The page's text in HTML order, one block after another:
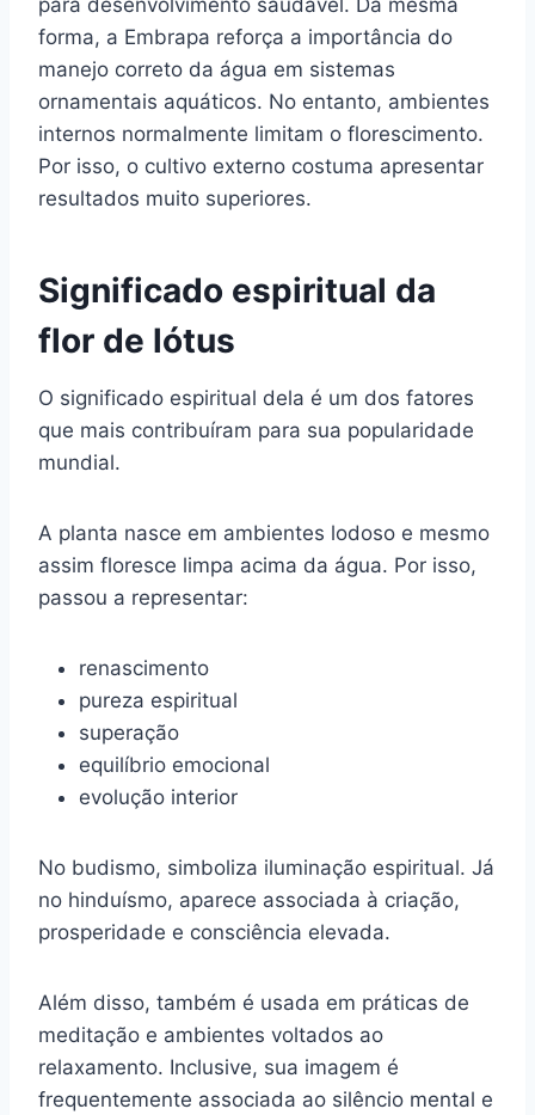
forma, a Embrapa reforça a importância do
manejo correto da água em sistemas
ornamentais aquáticos. No entanto, ambientes
internos normalmente limitam o florescimento.
Por isso, o cultivo externo costuma apresentar
resultados muito superiores.
Significado espiritual da
flor de lótus
O significado espiritual dela é um dos fatores
que mais contribuíram para sua popularidade
mundial.
A planta nasce em ambientes lodoso e mesmo
assim floresce limpa acima da água. Por isso,
passou a representar:
renascimento
pureza espiritual
superação
equilíbrio emocional
evolução interior
No budismo, simboliza iluminação espiritual. Já
no hinduísmo, aparece associada à criação,
prosperidade e consciência elevada.
Além disso, também é usada em práticas de
meditação e ambientes voltados ao
relaxamento. Inclusive, sua imagem é
frequentemente associada ao silêncio mental e